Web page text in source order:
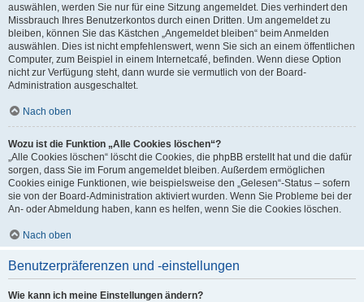
auswählen, werden Sie nur für eine Sitzung angemeldet. Dies verhindert den
Missbrauch Ihres Benutzerkontos durch einen Dritten. Um angemeldet zu
bleiben, können Sie das Kästchen „Angemeldet bleiben“ beim Anmelden
auswählen. Dies ist nicht empfehlenswert, wenn Sie sich an einem öffentlichen
Computer, zum Beispiel in einem Internetcafé, befinden. Wenn diese Option
nicht zur Verfügung steht, dann wurde sie vermutlich von der Board-
Administration ausgeschaltet.
Nach oben
Wozu ist die Funktion „Alle Cookies löschen“?
„Alle Cookies löschen“ löscht die Cookies, die phpBB erstellt hat und die dafür
sorgen, dass Sie im Forum angemeldet bleiben. Außerdem ermöglichen
Cookies einige Funktionen, wie beispielsweise den „Gelesen“-Status – sofern
sie von der Board-Administration aktiviert wurden. Wenn Sie Probleme bei der
An- oder Abmeldung haben, kann es helfen, wenn Sie die Cookies löschen.
Nach oben
Benutzerpräferenzen und -einstellungen
Wie kann ich meine Einstellungen ändern?